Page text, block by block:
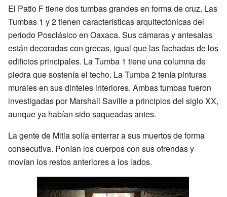
El Patio F tiene dos tumbas grandes en forma de cruz. Las
Tumbas 1 y 2 tienen características arquitectónicas del
periodo Posclásico en Oaxaca. Sus cámaras y antesalas
están decoradas con grecas, igual que las fachadas de los
edificios principales. La Tumba 1 tiene una columna de
piedra que sostenía el techo. La Tumba 2 tenía pinturas
murales en sus dinteles interiores. Ambas tumbas fueron
investigadas por Marshall Saville a principios del siglo XX,
aunque ya habían sido saqueadas antes.
La gente de Mitla solía enterrar a sus muertos de forma
consecutiva. Ponían los cuerpos con sus ofrendas y
movían los restos anteriores a los lados.